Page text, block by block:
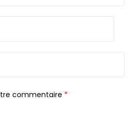
commentaire *